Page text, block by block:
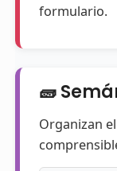
formulario.
🧱
Organizan